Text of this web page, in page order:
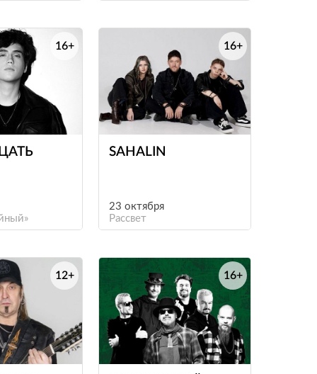
16+
SAHALIN
23 октября
Рассвет
16+
е
12+
е
16+